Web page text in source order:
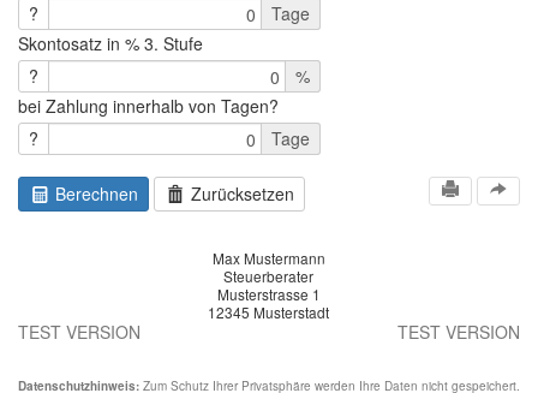
?
0
Tage
Skontosatz in % 3. Stufe
?
%
bei Zahlung innerhalb von Tagen?
?
0 Tage
Berechnen Zurücksetzen
Max Mustermann
Steuerberater
Musterstrasse 1
12345 Musterstadt
TEST VERSION TEST VERSION
Datenschutzhinweis: Zum Schutz Ihrer Privatsphäre werden Ihre Daten nicht gespeichert.